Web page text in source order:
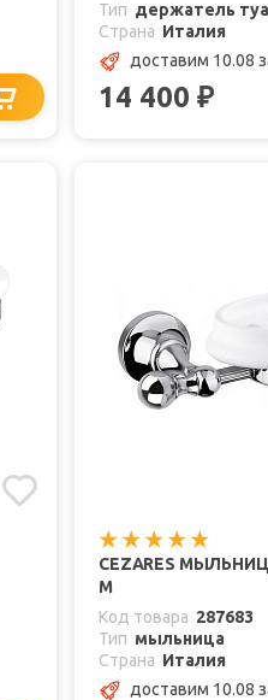
Тип держатель
Страна Италия
доставим 10.08
14 400 ₽
CEZARES
M
Код товара 287683
Тип мыльница
Страна Италия
доставим 10.08